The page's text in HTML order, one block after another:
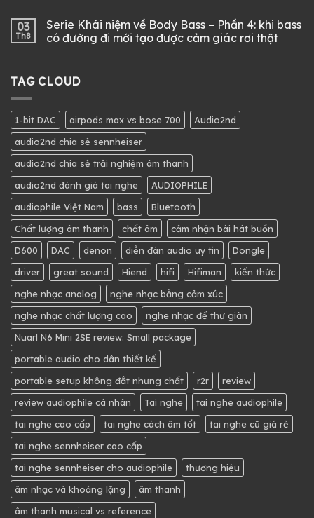
03
Th8
Serie Khái niệm về Body Bass – Phần 4: khi bass
có đường đi mới tạo được cảm giác rơi thật
TAG CLOUD
1-bit DAC airpods max vs bose 700
Audio2nd
audio2nd chia sẻ sennheiser
audio2nd chia sẻ trải nghiệm âm thanh
audio2nd đánh giá tai nghe
AUDIOPHILE
audiophile Việt Nam
bass
Bluetooth
Chất lượng âm thanh
chất âm
cảm nhận bài hát buồn
D600
DAC denon diễn đàn audio uy tín
Dongle
driver
great sound Hiend hifi Hifiman
kiến thức
nghe nhạc analog
nghe nhạc bằng cảm xúc
nghe nhạc chất lượng cao
nghe nhạc để thư giãn
Nuarl N6 Mini 2SE review: Small package
portable audio cho dân thiết kế
portable setup không đắt nhưng chất
r2r
review
review audiophile cá nhân
Tai nghe
tai nghe audiophile
tai nghe cao cấp
tai nghe cách âm tốt
tai nghe cũ giá rẻ
tai nghe sennheiser cao cấp
tai nghe sennheiser cho audiophile
thương hiệu
âm nhạc và khoảng lặng
âm thanh
âm thanh musical vs reference